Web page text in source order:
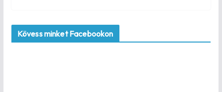
Kövess minket Facebookon